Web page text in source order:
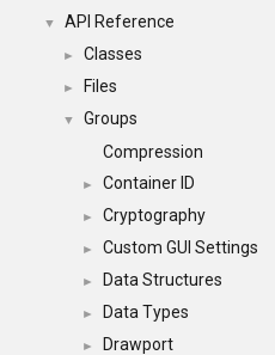
▼ API Reference
► Classes
► Files
▼
Groups
Compression
► Container ID
► Cryptography
► Custom GUI Settings
► Data Structures
► Data Types
► Drawport